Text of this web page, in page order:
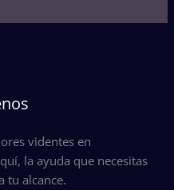
videntes en
la ayuda que necesitas
tu alcance.